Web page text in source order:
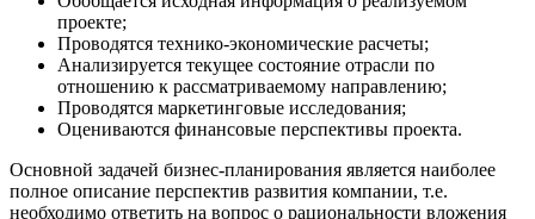
проекте;
Проводятся технико-экономические расчеты;
Анализируется текущее состояние отрасли по
отношению к рассматриваемому направлению;
Проводятся маркетинговые исследования;
Оцениваются финансовые перспективы проекта.
Основной задачей бизнес-планирования является наиболее
полное описание перспектив развития компании, т.е.
необходимо ответить на вопрос о рациональности вложения